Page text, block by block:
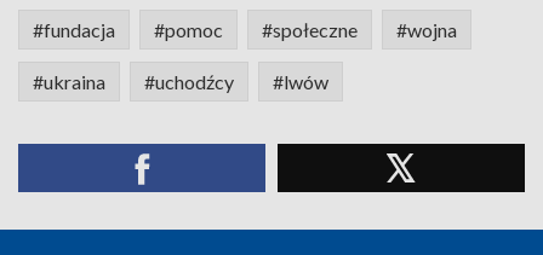
#fundacja #pomoc #społeczne #wojna
#ukraina #uchodźcy #lwów